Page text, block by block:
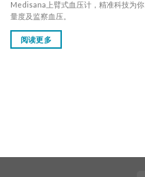
Medisana上臂式血压计，精准科技为你
量度及监察血压。
阅读更多